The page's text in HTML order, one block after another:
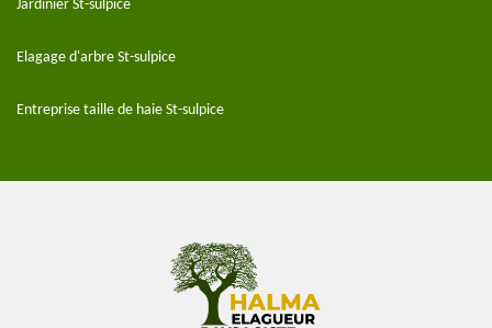
Jardinier St-sulpice
Elagage d'arbre St-sulpice
Entreprise taille de haie St-sulpice